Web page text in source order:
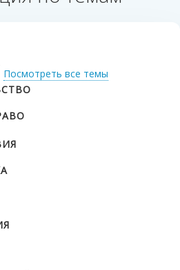
И ФИНАНСЫ
Посмотреть все темы